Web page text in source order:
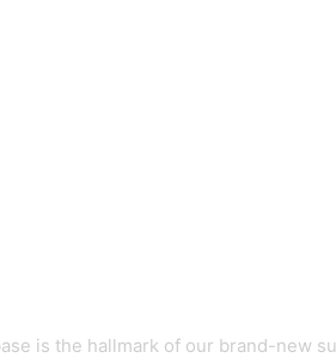
is the hallmark of our brand-new